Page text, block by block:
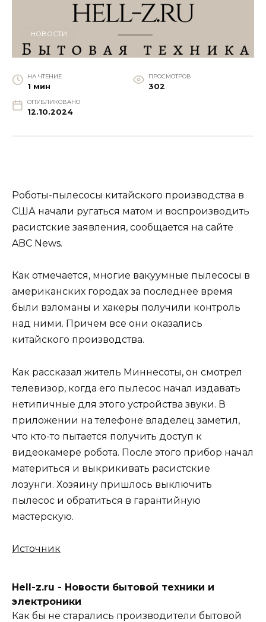
НОВОСТИ
НА ЧТЕНИЕ
1 мин
ПРОСМОТРОВ
302
ОПУБЛИКОВАНО
12.10.2024
Роботы-пылесосы китайского производства в
США начали ругаться матом и воспроизводить
расистские заявления, сообщается на сайте
ABC News.
Как отмечается, многие вакуумные пылесосы в
американских городах за последнее время
были взломаны и хакеры получили контроль
над ними. Причем все они оказались
китайского производства.
Как рассказал житель Миннесоты, он смотрел
телевизор, когда его пылесос начал издавать
нетипичные для этого устройства звуки. В
приложении на телефоне владелец заметил,
что кто-то пытается получить доступ к
видеокамере робота. После этого прибор начал
материться и выкрикивать расистские
лозунги. Хозяину пришлось выключить
пылесос и обратиться в гарантийную
мастерскую.
Источник
Hell-z.ru - Новости бытовой техники и
электроники
Как бы не старались производители бытовой